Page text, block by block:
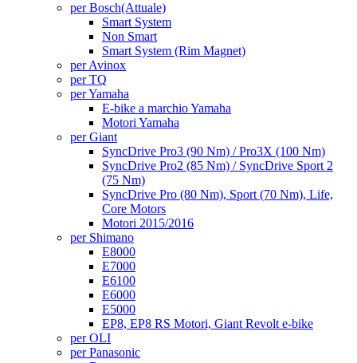
per Bosch(Attuale)
Smart System
Non Smart
Smart System (Rim Magnet)
per Avinox
per TQ
per Yamaha
E-bike a marchio Yamaha
Motori Yamaha
per Giant
SyncDrive Pro3 (90 Nm) / Pro3X (100 Nm)
SyncDrive Pro2 (85 Nm) / SyncDrive Sport 2
(75 Nm)
SyncDrive Pro (80 Nm), Sport (70 Nm), Life,
Core Motors
Motori 2015/2016
per Shimano
E8000
E7000
E6100
E6000
E5000
EP8, EP8 RS Motori, Giant Revolt e-bike
per OLI
per Panasonic